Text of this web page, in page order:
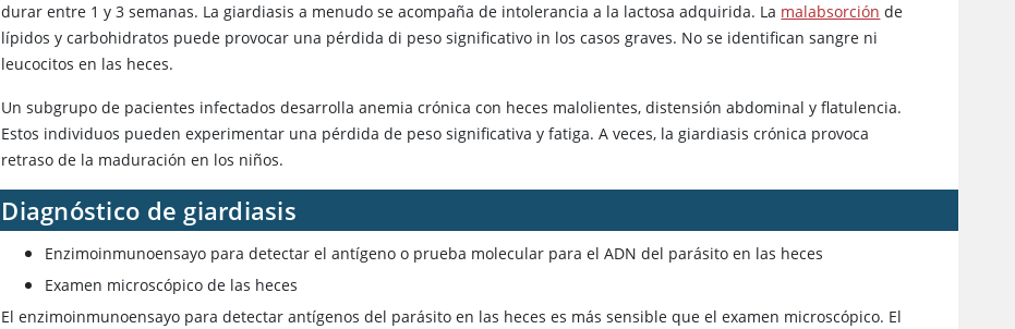
durar entre 1 y 3 semanas. La giardiasis a menudo se acompaña de intolerancia a la lactosa adquirida. La malabsorción de
lípidos y carbohidratos puede provocar una pérdida di peso significativo in los casos graves. No se identifican sangre ni
leucocitos en las heces.
Un subgrupo de pacientes infectados desarrolla anemia crónica con heces malolientes, distensión abdominal y flatulencia.
Estos individuos pueden experimentar una pérdida de peso significativa y fatiga. A veces, la giardiasis crónica provoca
retraso de la maduración en los niños.
Diagnóstico de giardiasis
Enzimoinmunoensayo para detectar el antígeno o prueba molecular para el ADN del parásito en las heces
Examen microscópico de las heces
El enzimoinmunoensayo para detectar antígenos del parásito en las heces es más sensible que el examen microscópico. El